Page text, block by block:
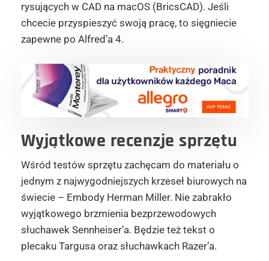
rysujących w CAD na macOS(BricsCAD). Jeśli
chcecie przyspieszyć swoją pracę, to sięgniecie
zapewne po Alfred’a4.
Wyjątkowe recenzje sprzętu
Wśród testów sprzętu zachęcam do materiału o
jednym z najwygodniejszych krzeseł biurowych na
świecie – EmbodyHerman Miller. Nie zabrakło
wyjątkowego brzmienia bezprzewodowych
słuchawek Sennheiser’a. Będzie też tekst o
plecaku Targusa oraz słuchawkach Razer’a.